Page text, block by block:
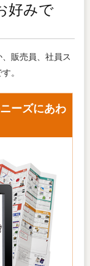
好みで
販売員、社員ス
。
ーズにあわ